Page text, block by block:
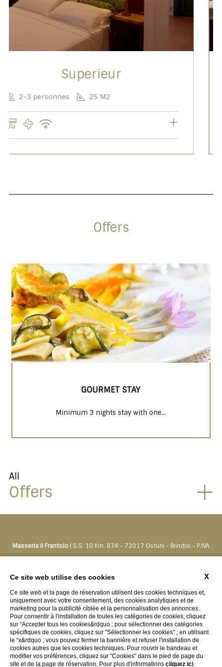
2 personnes
Offers
GOURMET STAY
Minimum 3 nights stay with one...
All
Offers
Masseria il Frantoio | S.S. 16 Km. 874 - 72017 Ostuni - Brindisi - P.IVA
+39 0831330276 -prenota@masseriailfrantoio.it
CONTACTS PRIVACY LES DONNÉES DE LA COMPAGNIE
COOKIE POLICY
ACCESSIBILITY
X
Ce site web utilise des cookies
Ce site web et la page de réservation utilisent des cookies techniques et,
uniquement avec votre consentement, des cookies analytiques et de
marketing pour la publicité ciblée et la personnalisation des annonces.
Pour consentir à l'installation de toutes les catégories de cookies, cliquez
sur “Accepter tous les cookies&rdquo ; pour sélectionner des catégories
spécifiques de cookies, cliquez sur "Sélectionner les cookies" ; en utilisant
le “x&rdquo ; vous pouvez fermer la bannière et refuser l'installation de
cookies autres que les cookies techniques. Pour rouvrir le bandeau et
modifier vos préférences, cliquez sur "Cookies" dans le pied de page du
site et de la page de réservation. Pour plus d'informations cliquez ici.